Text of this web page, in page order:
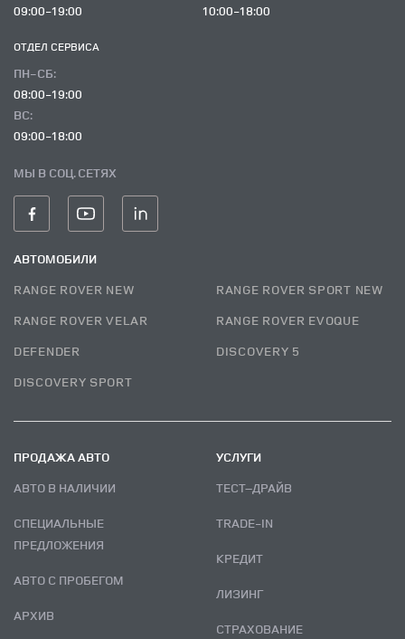
09:00-19:00
10:00-18:00
ОТДЕЛ CЕРВИСА
ПН-СБ:
08:00-19:00
ВC:
09:00-18:00
МЫ В СОЦ. СЕТЯХ
АВТОМОБИЛИ
RANGE ROVER NEW
RANGE ROVER SPORT NEW
RANGE ROVER VELAR
RANGE ROVER EVOQUE
DEFENDER
DISCOVERY 5
DISCOVERY SPORT
ПРОДАЖА АВТО
АВТО В НАЛИЧИИ
СПЕЦИАЛЬНЫЕ
ПРЕДЛОЖЕНИЯ
АВТО С ПРОБЕГОМ
АРХИВ
УСЛУГИ
ТЕСТ–ДРАЙВ
TRADE-IN
КРЕДИТ
ЛИЗИНГ
СТРАХОВАНИЕ